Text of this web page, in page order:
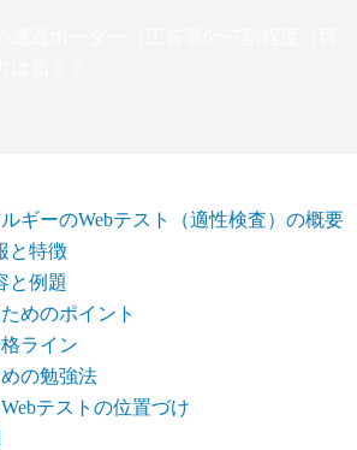
ギーのWebテスト（適性検査）の概要
と特徴
と例題
めのポイント
ライン
の勉強法
テストの位置づけ